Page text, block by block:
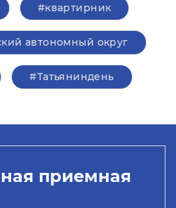
#квартирник
автономный округ
#Татьяниндень
приемная